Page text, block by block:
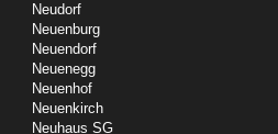
Neudorf
Neuenburg
Neuendorf
Neuenegg
Neuenhof
Neuenkirch
Neuhaus SG